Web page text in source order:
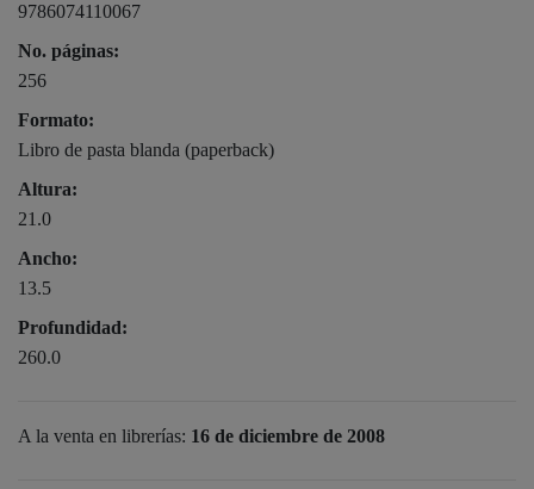
9786074110067
No. páginas:
256
Formato:
Libro de pasta blanda (paperback)
Altura:
21.0
Ancho:
13.5
Profundidad:
260.0
A la venta en librerías: 16 de diciembre de 2008